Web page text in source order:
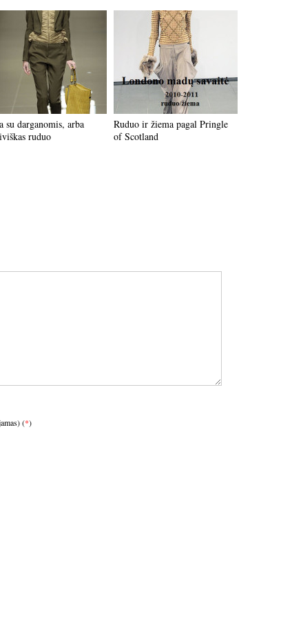
su darganomis, arba
ruduo
Ruduo ir žiema pagal Pringle
of Scotland
(*)